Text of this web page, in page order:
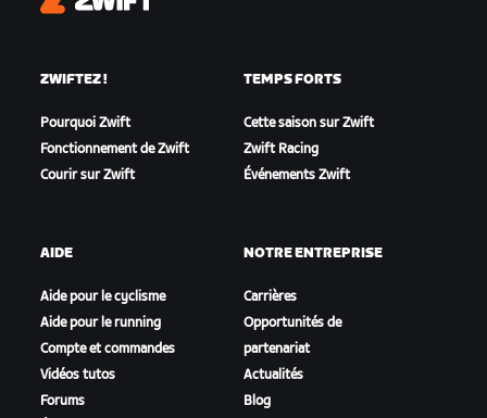
Zwift
ZWIFTEZ !
Pourquoi Zwift
Fonctionnement de Zwift
Courir sur Zwift
TEMPS FORTS
Cette saison sur Zwift
Zwift Racing
Événements Zwift
AIDE
Aide pour le cyclisme
Aide pour le running
Compte et commandes
Vidéos tutos
Forums
NOTRE ENTREPRISE
Carrières
Opportunités de
partenariat
Actualités
Blog